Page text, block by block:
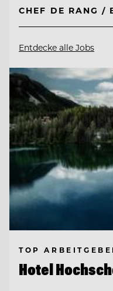
Entdecke alle Jobs
TOP
Hotel